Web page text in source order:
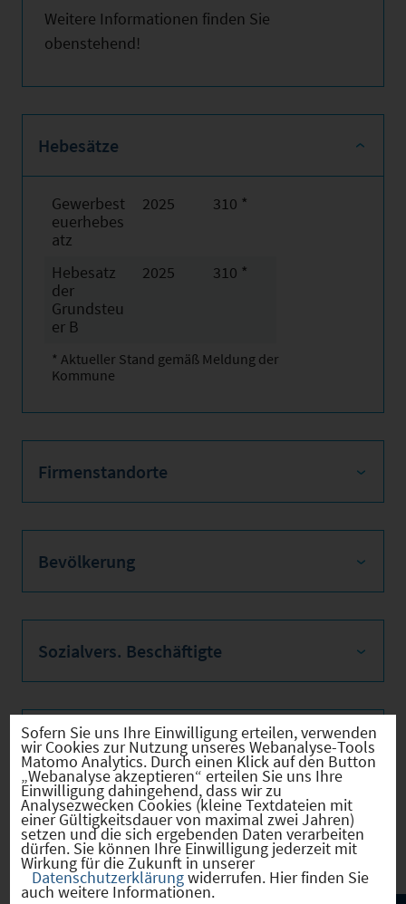
Weitere Informationen finden Sie
obenstehend!
Hebesätze
Gewerbest
euerhebes
atz
2025 310 *
Hebesatz
der
Grundsteu
er B
2025 310 *
* Aktueller Stand gemäß Meldung der
Kommune
Firmenstandorte
Bevölkerung
Sozialvers. Beschäftigte
Verkehrsinfrastruktur
Kommunale Infrastruktur
Sofern Sie uns Ihre Einwilligung erteilen, verwenden
wir Cookies zur Nutzung unseres Webanalyse-Tools
Matomo Analytics. Durch einen Klick auf den Button
„Webanalyse akzeptieren“ erteilen Sie uns Ihre
Einwilligung dahingehend, dass wir zu
Analysezwecken Cookies (kleine Textdateien mit
einer Gültigkeitsdauer von maximal zwei Jahren)
setzen und die sich ergebenden Daten verarbeiten
dürfen. Sie können Ihre Einwilligung jederzeit mit
Wirkung für die Zukunft in unserer
Datenschutzerklärungwiderrufen. Hier finden Sie
auch weitere Informationen.